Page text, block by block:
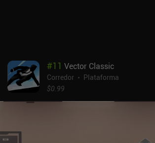
#11 Vector Classic
Corredor
Plataforma
$0.99